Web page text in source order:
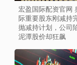
宏盈国际配资官网
际重要股东刚减持
抛减持计划，公司
泥潭股价却狂飙